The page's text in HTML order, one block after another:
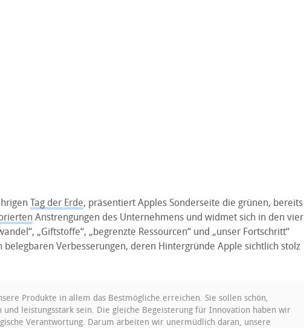
Tag der Erde, präsentiert Apples Sonderseite die grünen, bereits
Anstrengungen des Unternehmens und widmet sich in den vier
„Giftstoffe“, „begrenzte Ressourcen“ und „unser Fortschritt“
belegbaren Verbesserungen, deren Hintergründe Apple sichtlich stolz
Produkte in allem das Bestmögliche erreichen. Sie sollen schön,
und leistungsstark sein. Die gleiche Begeisterung für Innovation haben wir
Verantwortung. Darum arbeiten wir unermüdlich daran, unsere